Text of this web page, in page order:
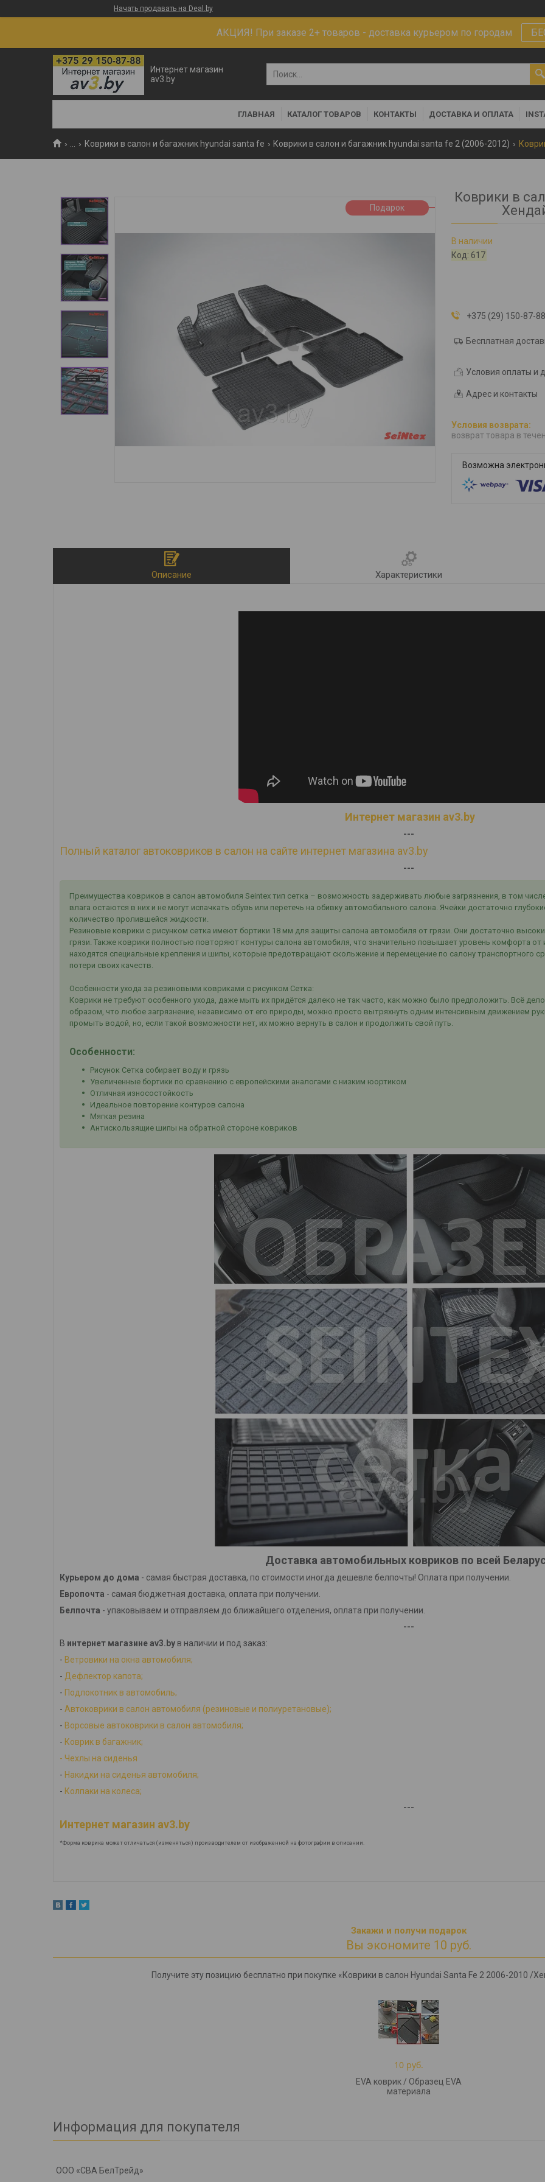
Начать продавать на Deal.by
АКЦИЯ! При заказе 2+ товаров - доставка курьером по городам
Интернет магазин
av3.by
ГЛАВНАЯ КАТАЛОГ ТОВАРОВ КОНТАКТЫ ДОСТАВКА И ОПЛАТА
Коврики в салон и багажник hyundai santa fe Коврики в салон и багажник hyundai santa fe 2 (2006-2012)
Подарок
Коврики в
В наличии
Код: 617
+375 (29) 150-87-
Бесплатная
Условия оплаты и
Адрес и контакты
возврат товара в
Описание Характеристики
Интернет магазин av3.by
---
Полный каталог автоковриков в салон на сайте интернет магазина av3.by
---
Преимущества ковриков в салон автомобиля Seintex тип сетка – возможность задерживать любые загрязнения, в том
влага остаются в них и не могут испачкать обувь или перетечь на обивку автомобильного салона. Ячейки достаточно
количество пролившейся жидкости.
Резиновые коврики с рисунком сетка имеют бортики 18 мм для защиты салона автомобиля от грязи. Они достаточно
грязи. Также коврики полностью повторяют контуры салона автомобиля, что значительно повышает уровень комфорта
находятся специальные крепления и шипы, которые предотвращают скольжение и перемещение по салону транспортного
потери своих качеств.
Особенности ухода за резиновыми ковриками с рисунком Сетка:
Коврики не требуют особенного ухода, даже мыть их придётся далеко не так часто, как можно было предположить. Всё
образом, что любое загрязнение, независимо от его природы, можно просто вытряхнуть одним интенсивным движением
промыть водой, но, если такой возможности нет, их можно вернуть в салон и продолжить свой путь.
Особенности:
Рисунок Сетка собирает воду и грязь
Увеличенные бортики по сравнению с европейскими аналогами с низким юортиком
Отличная износостойкость
Идеальное повторение контуров салона
Мягкая резина
Антискользящие шипы на обратной стороне ковриков
Доставка автомобильных ковриков по всей
Курьером до дома - самая быстрая доставка, по стоимости иногда дешевле белпочты! Оплата при получении.
Европочта - самая бюджетная доставка, оплата при получении.
Белпочта - упаковываем и отправляем до ближайшего отделения, оплата при получении.
---
В интернет магазине av3.by в наличии и под заказ:
- Ветровики на окна автомобиля;
- Дефлектор капота;
- Подлокотник в автомобиль;
- Автоковрики в салон автомобиля (резиновые и полиуретановые);
- Ворсовые автоковрики в салон автомобиля;
- Коврик в багажник;
- Чехлы на сиденья
- Накидки на сиденья автомобиля;
- Колпаки на колеса;
---
Интернет магазин av3.by
*Форма коврика может отличаться (изменяться) производителем от изображенной на фотографии в описании.
Закажи и получи подарок
Вы экономите 10 руб.
Получите эту позицию бесплатно при покупке «Коврики в салон Hyundai Santa Fe 2 2006-2010 /
10 руб.
EVA коврик / Образец EVA
материала
Информация для покупателя
ООО «СВА БелТрейд»